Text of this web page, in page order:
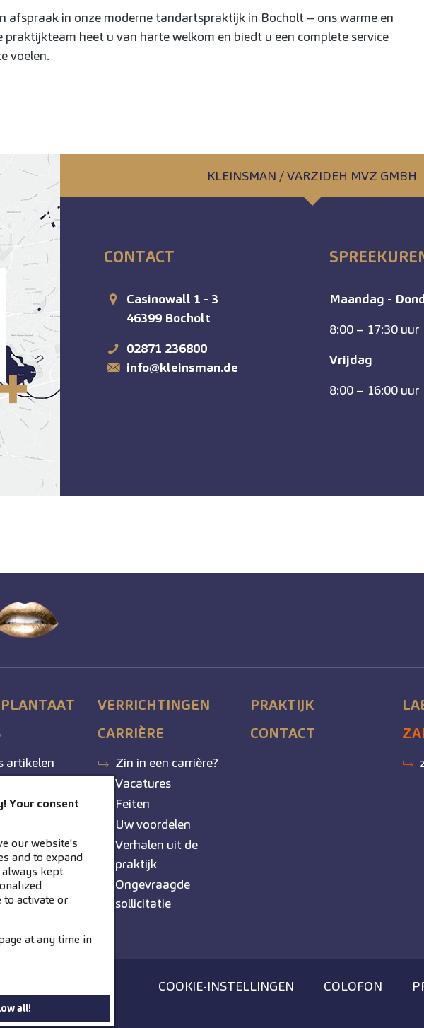
afspraak in onze moderne tandartspraktijk in Bocholt – ons warme en
praktijkteam heet u van harte welkom en biedt u een complete service
voelen.
KLEINSMAN / VARZIDEH MVZ GMBH
CONTACT
Casinowall 1 - 3
46399 Bocholt
02871 236800
info@kleinsman.de
Maandag -
8:00 – 17:30 uur
Vrijdag
8:00 – 16:00 uur
VERRICHTINGEN PRAKTIJK
artikelen
CARRIÈRE
Zin in een carrière?
Vacatures
Feiten
Uw voordelen
Verhalen uit de
praktijk
Ongevraagde
sollicitatie
CONTACT
COOKIE-INSTELLINGEN COLOFON
Your consent
our website's
and to expand
always kept
activate or
at any time in
all!